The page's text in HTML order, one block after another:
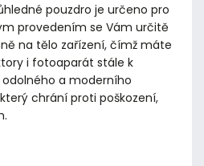
pouzdro je určeno pro
provedením se Vám určitě
na tělo zařízení, čímž máte
i fotoaparát stále k
a moderního
chrání proti poškození,